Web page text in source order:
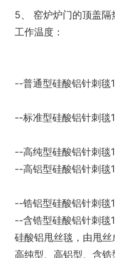
5、 窑炉炉门的顶盖隔
工作温度：
--普通型硅酸铝针刺
--标准型硅酸铝针刺
--高纯型硅酸铝针刺
--高铝型硅酸铝针刺
--锆铝型硅酸铝针刺
--含锆型硅酸铝针刺
硅酸铝甩丝毯，由甩丝
高纯型、高铝型、含